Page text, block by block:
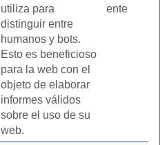
utiliza para
distinguir entre
humanos y bots.
Esto es beneficioso
para la web con el
objeto de elaborar
informes válidos
sobre el uso de su
web.
ente